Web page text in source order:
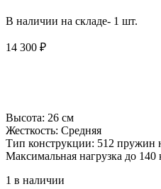
В наличии на складе- 1 шт.
14 300 ₽
Высота: 26 см
Жесткость: Средняя
Тип конструкции: 512 пружин
Максимальная нагрузка до 140
1 в наличии